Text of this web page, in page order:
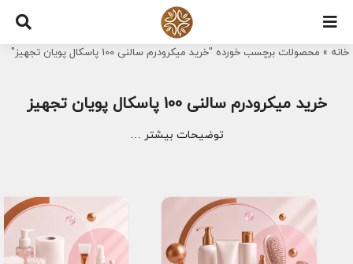
Skip
content
خانه » محصولات برچسب خورده "خرید میکرودرم سالنی 100 پاسکال پویان تجهیز"
خرید میکرودرم سالنی 100 پاسکال پویان تجهیز
توضیحات بیشتر …